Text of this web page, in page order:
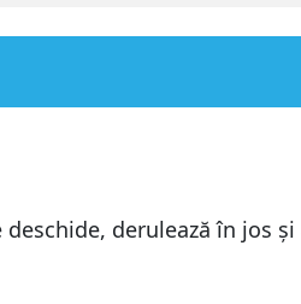
derulează în jos și